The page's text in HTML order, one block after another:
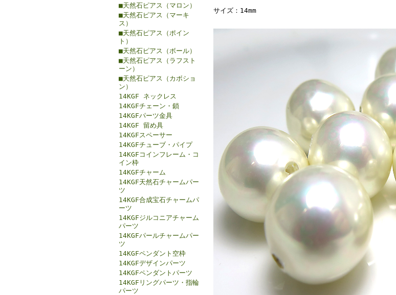
■天然石ピアス（マロン）
■天然石ピアス（マーキ
ス）
■天然石ピアス（ポイン
ト）
■天然石ピアス（ボール）
■天然石ピアス（ラフスト
ーン）
■天然石ピアス（カボショ
ン）
14KGF ネックレス
14KGFチェーン・鎖
14KGFパーツ金具
14KGF 留め具
14KGFスペーサー
14KGFチューブ・パイプ
14KGFコインフレーム・コ
イン枠
14KGFチャーム
14KGF天然石チャームパー
ツ
14KGF合成宝石チャームパ
ーツ
14KGFジルコニアチャーム
パーツ
14KGFパールチャームパー
ツ
14KGFペンダント空枠
14KGFデザインパーツ
14KGFペンダントパーツ
14KGFリングパーツ・指輪
パーツ
サイズ：14mm